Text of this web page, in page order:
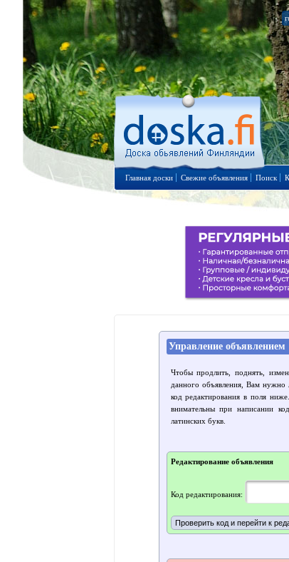
Главная доски Свежие объявления Поиск
Управление объявлением
Чтобы продлить, поднять,
данного объявления, Вам нужно
код редактирования в поля
внимательны при написании
латинских букв.
Редактирование объявления
Код редактирования: